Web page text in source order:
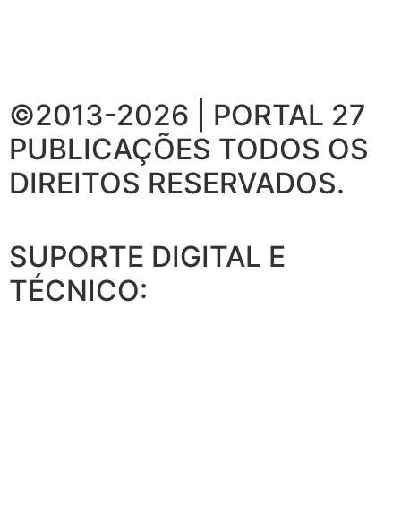
©2013-2026 | PORTAL 27
PUBLICAÇÕES TODOS OS
DIREITOS RESERVADOS.
SUPORTE DIGITAL E
TÉCNICO: